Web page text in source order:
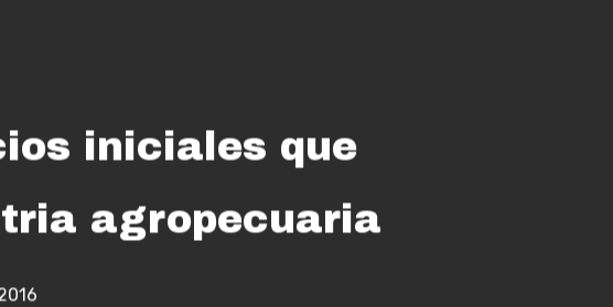
iniciales que
agropecuaria